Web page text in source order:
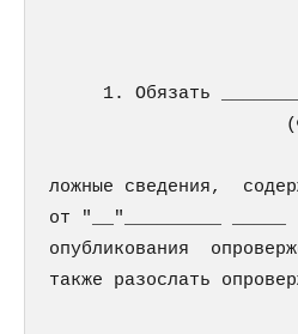
1. Обязать
ложные сведения,
от "__"_________ _____
опубликования
также разослать